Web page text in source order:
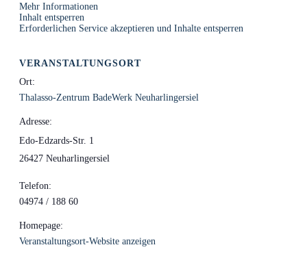
VERANSTALTUNGSORT
Ort:
Thalasso-Zentrum BadeWerk Neuharlingersiel
Adresse:
Edo-Edzards-Str. 1
26427 Neuharlingersiel
Telefon:
04974 / 188 60
Homepage:
Veranstaltungsort-Website anzeigen
Mehr Informationen
Inhalt entsperren
Erforderlichen Service akzeptieren und Inhalte entsperren